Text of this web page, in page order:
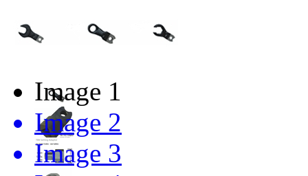
Image 1
Image 2
Image 3